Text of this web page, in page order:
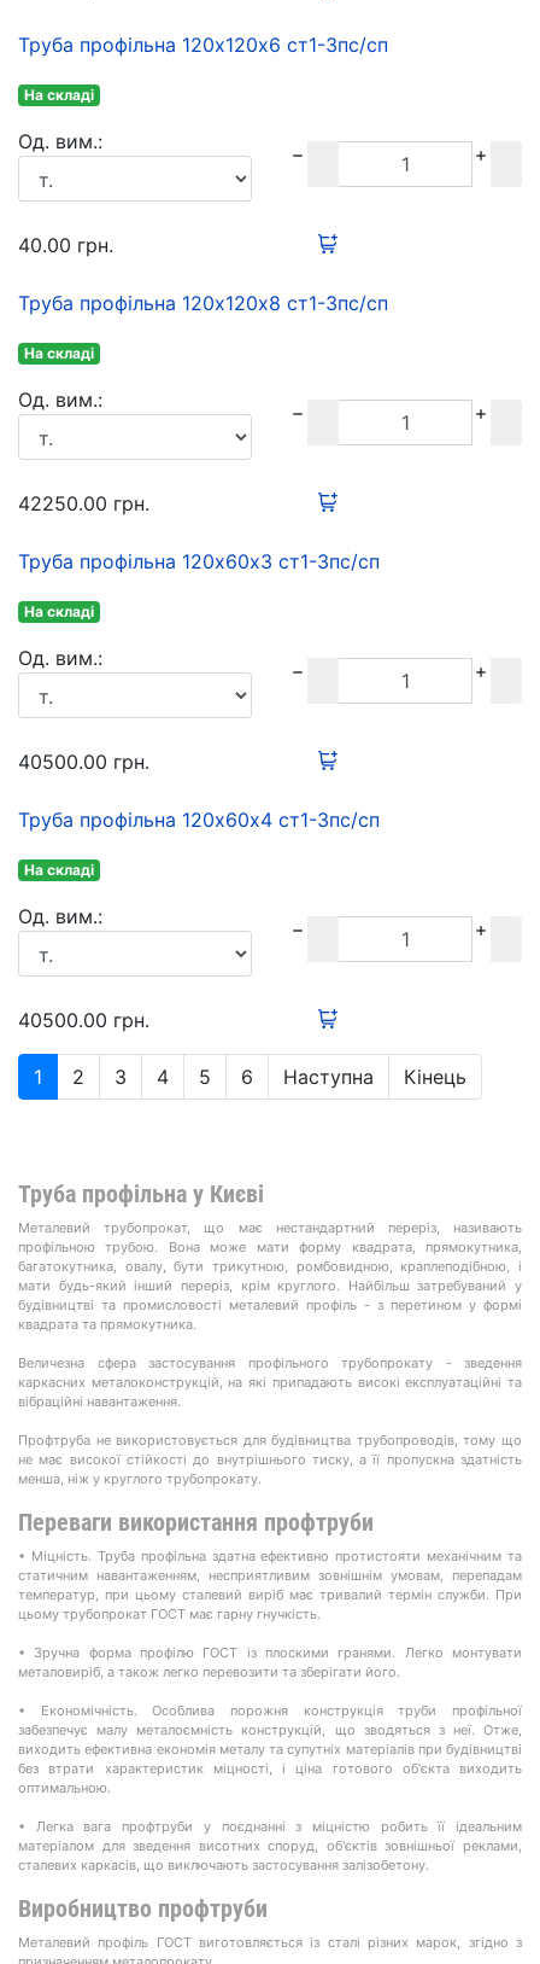
Труба профільна 120х120х6 ст1-3пс/сп
На складі
Oд. вим.:
40.00 грн.
Труба профільна 120х120х8 ст1-3пс/сп
На складі
Oд. вим.:
42250.00 грн.
Труба профільна 120х60х3 ст1-3пс/сп
На складі
Oд. вим.:
40500.00 грн.
Труба профільна 120х60х4 ст1-3пс/сп
На складі
Oд. вим.:
40500.00 грн.
1 2 3 4 5 6 Наступна Кінець
Труба профільна у Києві
Металевий трубопрокат, що має нестандартний переріз, називають
профільною трубою. Вона може мати форму квадрата, прямокутника,
багатокутника, овалу, бути трикутною, ромбовидною, краплеподібною, і
мати будь-який інший переріз, крім круглого. Найбільш затребуваний у
будівництві та промисловості металевий профіль - з перетином у формі
квадрата та прямокутника.
Величезна сфера застосування профільного трубопрокату - зведення
каркасних металоконструкцій, на які припадають високі експлуатаційні та
вібраційні навантаження.
Профтруба не використовується для будівництва трубопроводів, тому що
не має високої стійкості до внутрішнього тиску, а її пропускна здатність
менша, ніж у круглого трубопрокату.
Переваги використання профтруби
• Міцність. Труба профільна здатна ефективно протистояти механічним та
статичним навантаженням, несприятливим зовнішнім умовам, перепадам
температур, при цьому сталевий виріб має тривалий термін служби. При
цьому трубопрокат ГОСТ має гарну гнучкість.
• Зручна форма профілю ГОСТ із плоскими гранями. Легко монтувати
металовиріб, а також легко перевозити та зберігати його.
• Економічність. Особлива порожня конструкція труби профільної
забезпечує малу металоємність конструкцій, що зводяться з неї. Отже,
виходить ефективна економія металу та супутніх матеріалів при будівництві
без втрати характеристик міцності, і ціна готового об'єкта виходить
оптимальною.
• Легка вага профтруби у поєднанні з міцністю робить її ідеальним
матеріалом для зведення висотних споруд, об'єктів зовнішньої реклами,
сталевих каркасів, що виключають застосування залізобетону.
Виробництво профтруби
Металевий профіль ГОСТ виготовляється із сталі різних марок, згідно з